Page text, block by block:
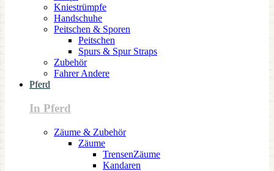
Kniestrümpfe
Handschuhe
Peitschen & Sporen
Peitschen
Spurs & Spur Straps
Zubehör
Fahrer Andere
Pferd
In Pferd
Zäume & Zubehör
Zäume
TrensenZäume
Kandaren